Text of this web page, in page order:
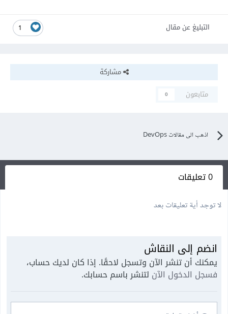
1 التبليغ عن مقال
مشاركة
متابعون
0
اذهب الى مقالات DevOps
0 تعليقات
لا توجد أية تعليقات بعد
انضم إلى النقاش
يمكنك أن تنشر الآن وتسجل لاحقًا. إذا كان لديك حساب،
فسجل الدخول الآن لتنشر باسم حسابك.